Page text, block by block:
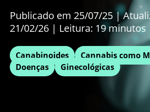
Publicado em 25/07/25 |
21/02/26 | Leitura: 19 minutos
Canabinoides
Cannabis como
Doenças
Ginecológicas